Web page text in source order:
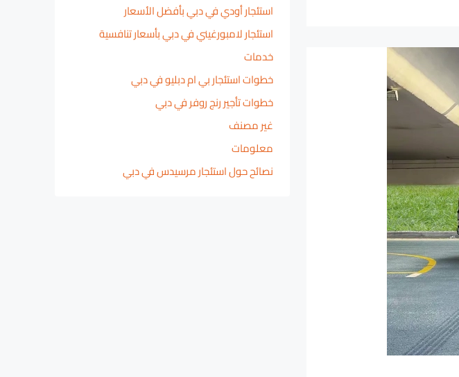
استئجار أودي في دبي بأفضل الأسعار
استئجار لامبورغيني في دبي بأسعار تنافسية
خدمات
خطوات استئجار بي ام دبليو في دبي
خطوات تأجير رنج روفر في دبي
غير مصنف
معلومات
نصائح حول استئجار مرسيدس في دبي